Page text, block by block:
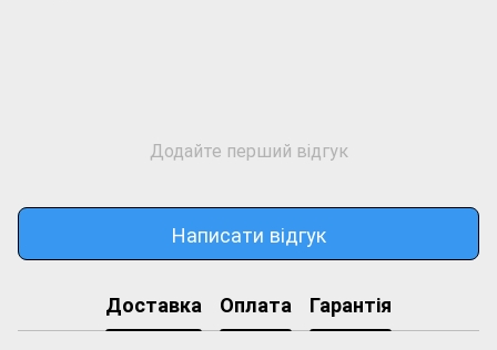
Додайте перший відгук
Написати відгук
Доставка Оплата Гарантія